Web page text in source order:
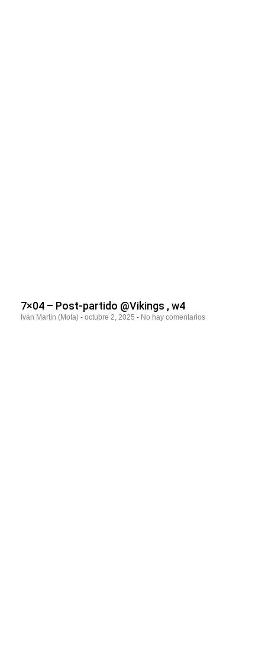
7×04 – Post-partido @Vikings , w4
Iván Martín (Mota) octubre 2, 2025 No hay comentarios